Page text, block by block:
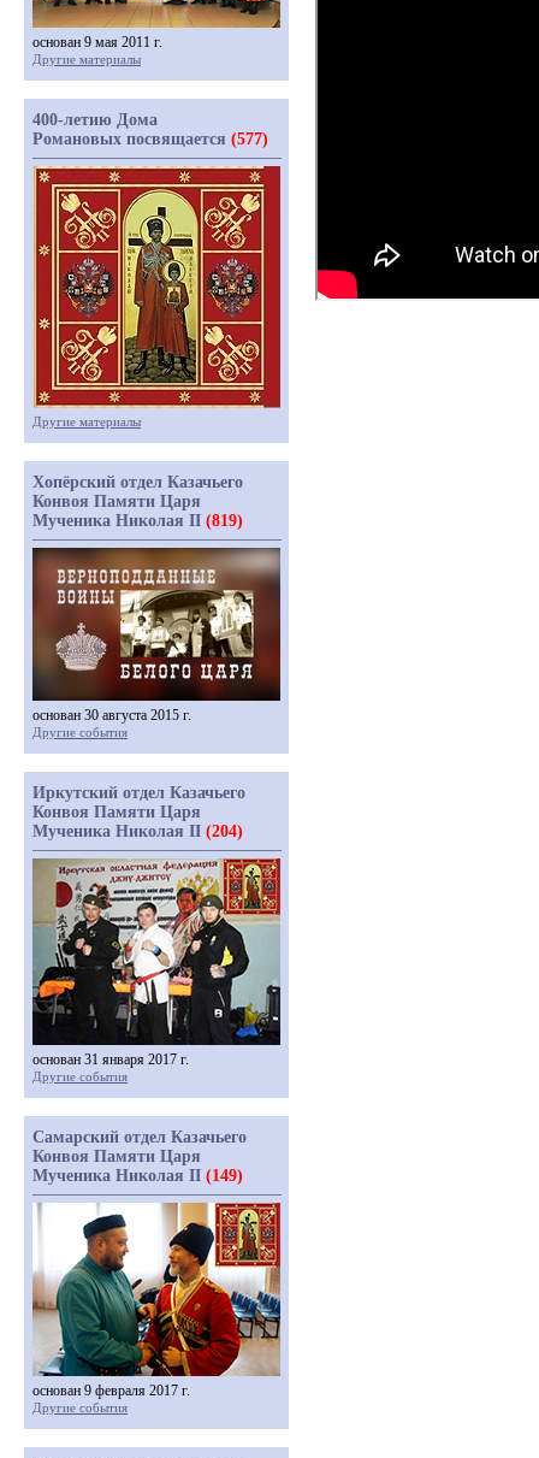
основан 9 мая 2011 г.
Другие материалы
400-летию Дома
Романовых посвящается (577)
Другие материалы
Хопёрский отдел Казачьего
Конвоя Памяти Царя
Мученика Николая II (819)
основан 30 августа 2015 г.
Другие события
Иркутский отдел Казачьего
Конвоя Памяти Царя
Мученика Николая II (204)
основан 31 января 2017 г.
Другие события
Самарский отдел Казачьего
Конвоя Памяти Царя
Мученика Николая II (149)
основан 9 февраля 2017 г.
Другие события